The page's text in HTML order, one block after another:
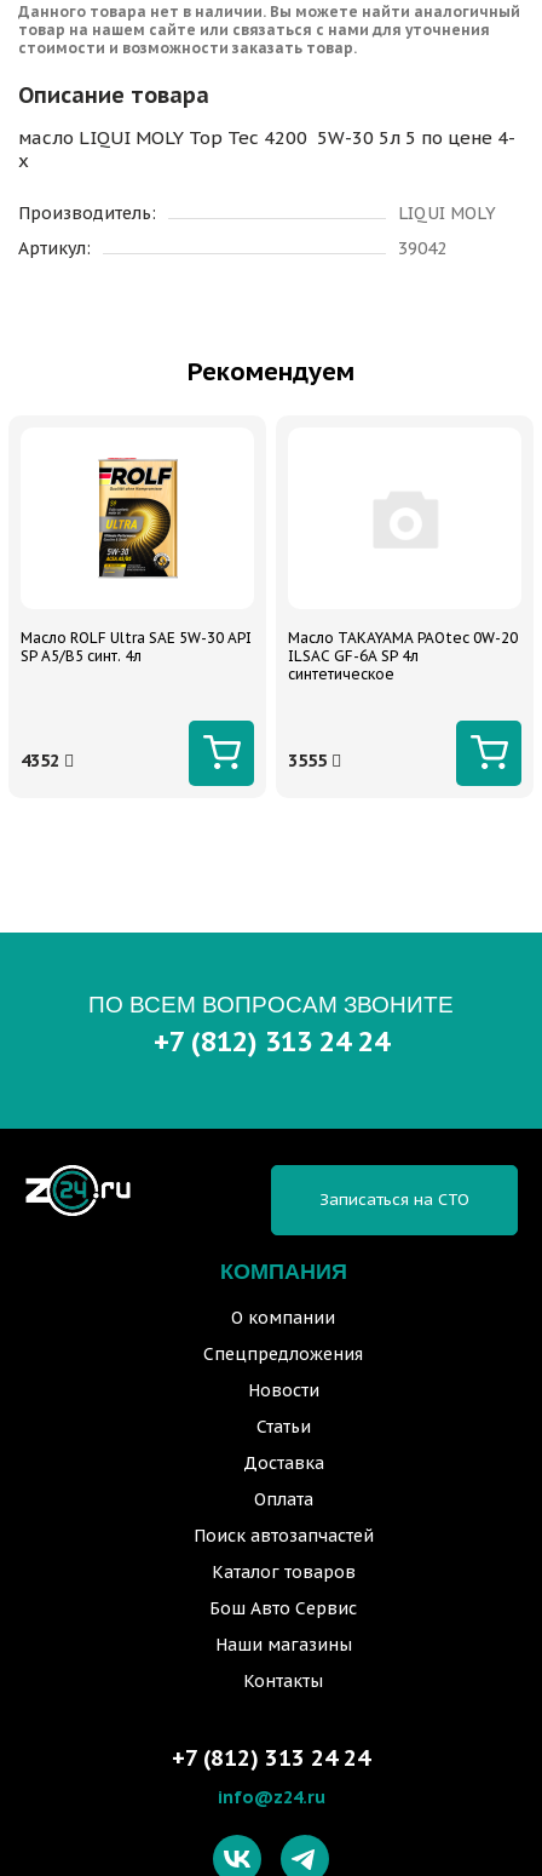
Данного товара нет в наличии. Вы можете найти аналогичный
товар на нашем сайте или связаться с нами для уточнения
стоимости и возможности заказать товар.
Описание товара
масло LIQUI MOLY Top Tec 4200 5W-30 5л 5 по цене 4-
х
Производитель:
LIQUI MOLY
Артикул:
39042
Рекомендуем
Масло ROLF Ultra SAE 5W-30 API
SP A5/B5 синт. 4л
4352
Масло TAKAYAMA PAOtec 0W-20
ILSAC GF-6A SP 4л
синтетическое
3555
ПО ВСЕМ ВОПРОСАМ ЗВОНИТЕ
+7 (812) 313 24 24
КОМПАНИЯ
О компании
Спецпредложения
Новости
Статьи
Доставка
Оплата
Поиск автозапчастей
Каталог товаров
Бош Авто Сервис
Наши магазины
Контакты
Записаться на СТО
+7 (812) 313 24 24
info@z24.ru